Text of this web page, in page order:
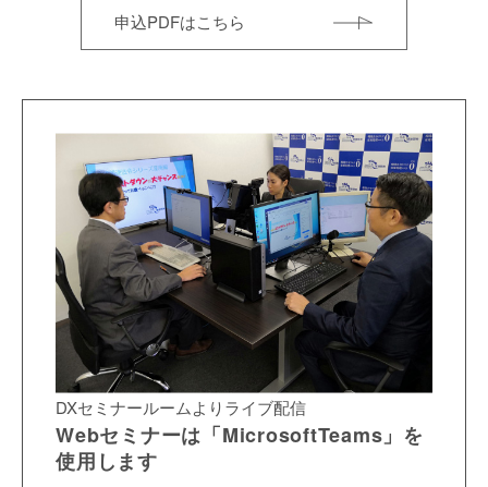
申込PDFはこちら
DXセミナールームよりライブ配信
Webセミナーは「MicrosoftTeams」を
使用します